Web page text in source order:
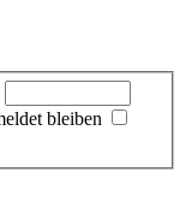
bleiben